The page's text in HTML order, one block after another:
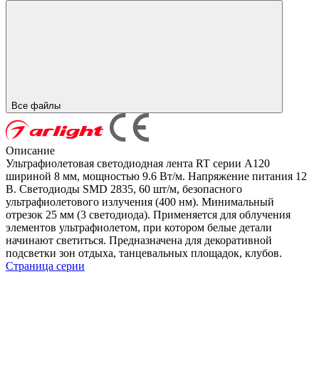
Все файлы
Описание
Ультрафиолетовая светодиодная лента RT серии A120
шириной 8 мм, мощностью 9.6 Вт/м. Напряжение питания 12
В. Светодиоды SMD 2835, 60 шт/м, безопасного
ультрафиолетового излучения (400 нм). Минимальный
отрезок 25 мм (3 светодиода). Применяется для облучения
элементов ультрафиолетом, при котором белые детали
начинают светиться. Предназначена для декоративной
подсветки зон отдыха, танцевальных площадок, клубов.
Страница серии